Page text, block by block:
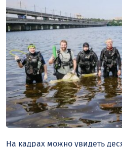
На кадрах можно увидеть